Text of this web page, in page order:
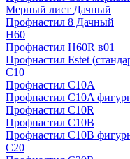
Мерный лист Дачный
Профнастил 8 Дачный
Н60
Профнастил H60R в01
Профнастил Estet
C10
Профнастил С10A
Профнастил С10A
Профнастил С10R
Профнастил С10В
Профнастил С10В
C20